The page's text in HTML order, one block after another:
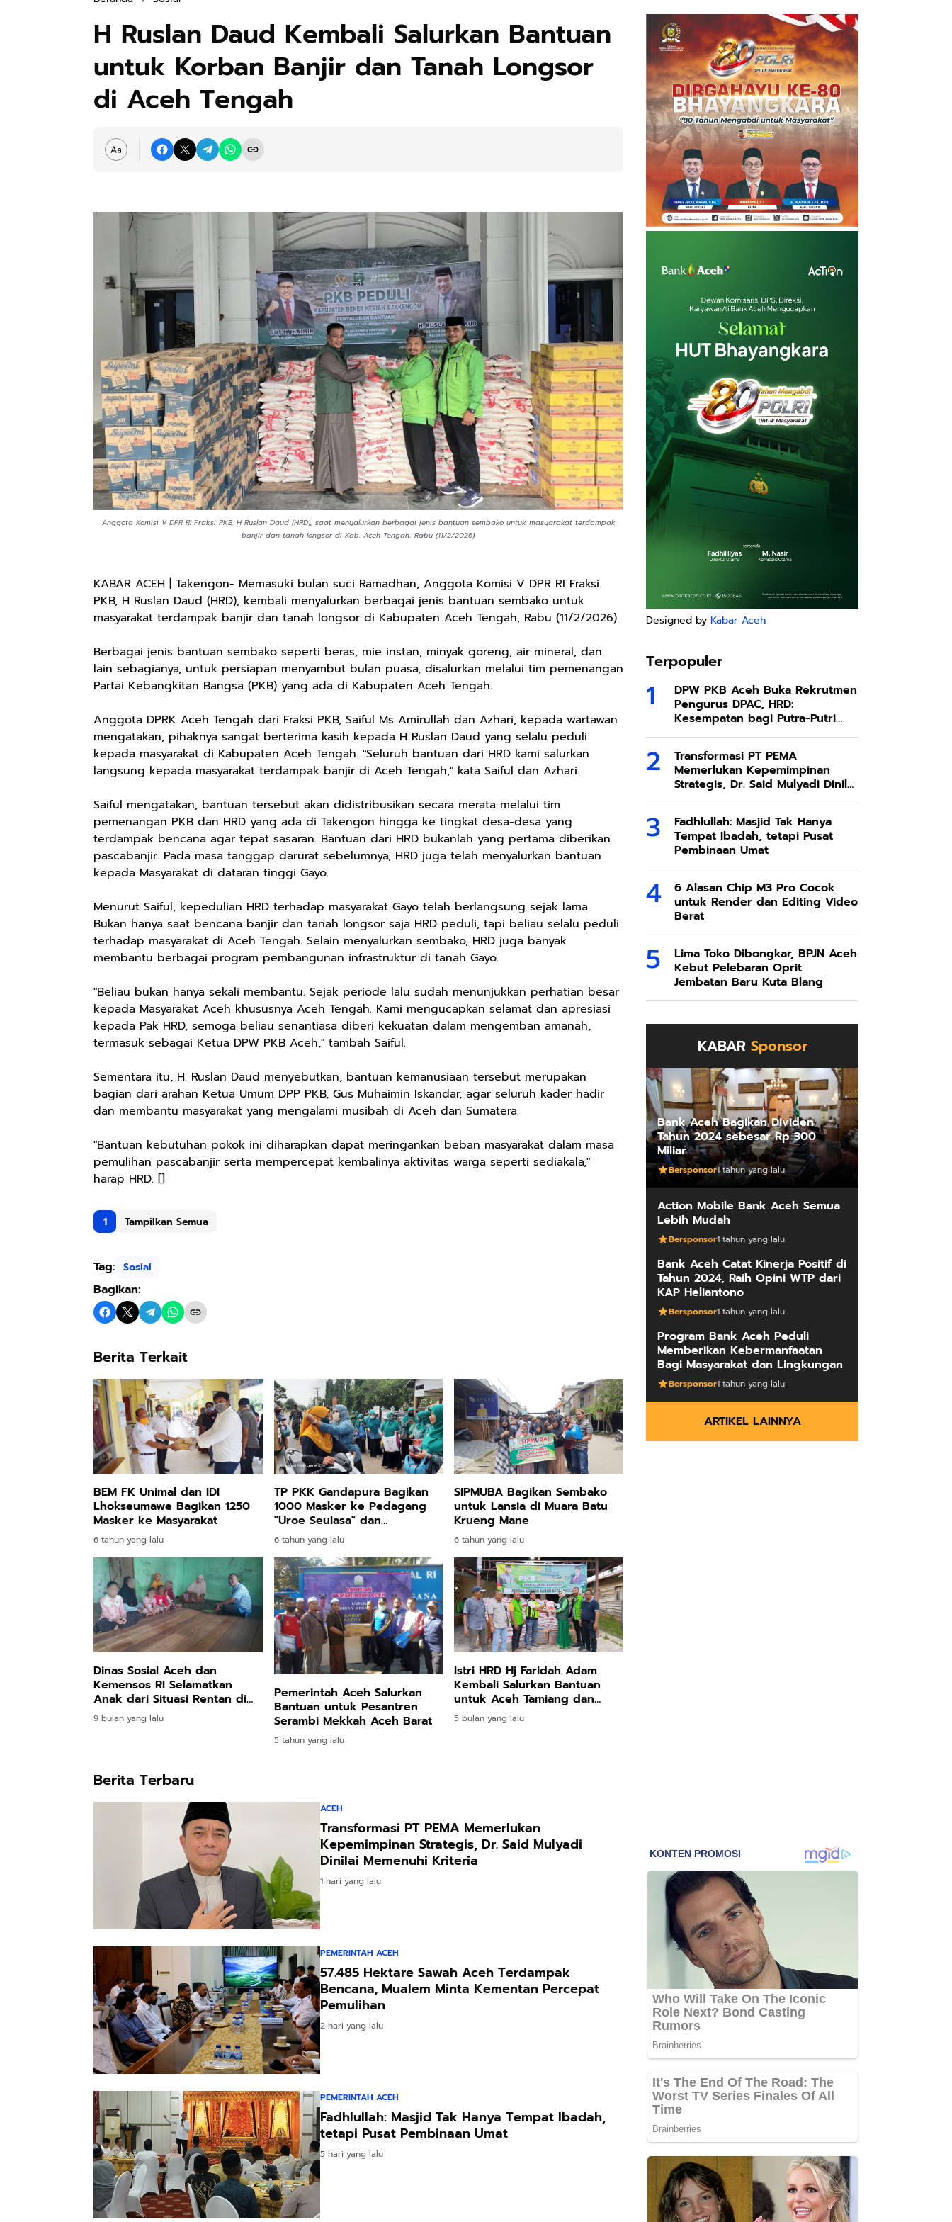
H Ruslan Daud Kembali Salurkan Bantuan
untuk Korban Banjir dan Tanah Longsor
di Aceh Tengah
Anggota Komisi V DPR RI Fraksi PKB, H Ruslan Daud (HRD), saat menyalurkan berbagai jenis bantuan sembako untuk masyarakat terdampak
banjir dan tanah longsor di Kab. Aceh Tengah, Rabu (11/2/2026).
KABAR ACEH | Takengon- Memasuki bulan suci Ramadhan, Anggota Komisi V DPR RI Fraksi
PKB, H Ruslan Daud (HRD), kembali menyalurkan berbagai jenis bantuan sembako untuk
masyarakat terdampak banjir dan tanah longsor di Kabupaten Aceh Tengah, Rabu (11/2/2026).
Berbagai jenis bantuan sembako seperti beras, mie instan, minyak goreng, air mineral, dan
lain sebagianya, untuk persiapan menyambut bulan puasa, disalurkan melalui tim pemenangan
Partai Kebangkitan Bangsa (PKB) yang ada di Kabupaten Aceh Tengah.
Anggota DPRK Aceh Tengah dari Fraksi PKB, Saiful Ms Amirullah dan Azhari, kepada wartawan
mengatakan, pihaknya sangat berterima kasih kepada H Ruslan Daud yang selalu peduli
kepada masyarakat di Kabupaten Aceh Tengah. "Seluruh bantuan dari HRD kami salurkan
langsung kepada masyarakat terdampak banjir di Aceh Tengah," kata Saiful dan Azhari.
Saiful mengatakan, bantuan tersebut akan didistribusikan secara merata melalui tim
pemenangan PKB dan HRD yang ada di Takengon hingga ke tingkat desa-desa yang
terdampak bencana agar tepat sasaran. Bantuan dari HRD bukanlah yang pertama diberikan
pascabanjir. Pada masa tanggap darurat sebelumnya, HRD juga telah menyalurkan bantuan
kepada Masyarakat di dataran tinggi Gayo.
Menurut Saiful, kepedulian HRD terhadap masyarakat Gayo telah berlangsung sejak lama.
Bukan hanya saat bencana banjir dan tanah longsor saja HRD peduli, tapi beliau selalu peduli
terhadap masyarakat di Aceh Tengah. Selain menyalurkan sembako, HRD juga banyak
membantu berbagai program pembangunan infrastruktur di tanah Gayo.
"Beliau bukan hanya sekali membantu. Sejak periode lalu sudah menunjukkan perhatian besar
kepada Masyarakat Aceh khususnya Aceh Tengah. Kami mengucapkan selamat dan apresiasi
kepada Pak HRD, semoga beliau senantiasa diberi kekuatan dalam mengemban amanah,
termasuk sebagai Ketua DPW PKB Aceh," tambah Saiful.
Sementara itu, H. Ruslan Daud menyebutkan, bantuan kemanusiaan tersebut merupakan
bagian dari arahan Ketua Umum DPP PKB, Gus Muhaimin Iskandar, agar seluruh kader hadir
dan membantu masyarakat yang mengalami musibah di Aceh dan Sumatera.
"Bantuan kebutuhan pokok ini diharapkan dapat meringankan beban masyarakat dalam masa
pemulihan pascabanjir serta mempercepat kembalinya aktivitas warga seperti sediakala,"
harap HRD. []
1 Tampilkan Semua
Tag: Sosial
Bagikan:
Berita Terkait
BEM FK Unimal dan IDI
Lhokseumawe Bagikan 1250
Masker ke Masyarakat
6 tahun yang lalu
TP PKK Gandapura Bagikan
1000 Masker ke Pedagang
"Uroe Seulasa" dan
Pengendara Bermotor
6 tahun yang lalu
SIPMUBA Bagikan Sembako
untuk Lansia di Muara Batu
Krueng Mane
6 tahun yang lalu
Dinas Sosial Aceh dan
Kemensos RI Selamatkan
Anak dari Situasi Rentan di
Aceh Utara
9 bulan yang lalu
Pemerintah Aceh Salurkan
Bantuan untuk Pesantren
Serambi Mekkah Aceh Barat
5 tahun yang lalu
Istri HRD Hj Faridah Adam
Kembali Salurkan Bantuan
untuk Aceh Tamiang dan
Langsa
5 bulan yang lalu
Berita Terbaru
ACEH
Transformasi PT PEMA Memerlukan
Kepemimpinan Strategis, Dr. Said Mulyadi
Dinilai Memenuhi Kriteria
1 hari yang lalu
PEMERINTAH ACEH
57.485 Hektare Sawah Aceh Terdampak
Bencana, Mualem Minta Kementan Percepat
Pemulihan
2 hari yang lalu
PEMERINTAH ACEH
Fadhlullah: Masjid Tak Hanya Tempat Ibadah,
tetapi Pusat Pembinaan Umat
5 hari yang lalu
Designed by Kabar Aceh
Terpopuler
DPW PKB Aceh Buka Rekrutmen
Pengurus DPAC, HRD:
Kesempatan bagi Putra-Putri
Terbaik Aceh
Transformasi PT PEMA
Memerlukan Kepemimpinan
Strategis, Dr. Said Mulyadi Dinilai
Memenuhi Kriteria
Fadhlullah: Masjid Tak Hanya
Tempat Ibadah, tetapi Pusat
Pembinaan Umat
6 Alasan Chip M3 Pro Cocok
untuk Render dan Editing Video
Berat
Lima Toko Dibongkar, BPJN Aceh
Kebut Pelebaran Oprit
Jembatan Baru Kuta Blang
KABAR Sponsor
Bank Aceh Bagikan Dividen
Tahun 2024 sebesar Rp 300
Miliar
Bersponsor1 tahun yang lalu
Action Mobile Bank Aceh Semua
Lebih Mudah
Bersponsor1 tahun yang lalu
Bank Aceh Catat Kinerja Positif di
Tahun 2024, Raih Opini WTP dari
KAP Heliantono
Bersponsor1 tahun yang lalu
Program Bank Aceh Peduli
Memberikan Kebermanfaatan
Bagi Masyarakat dan Lingkungan
Bersponsor1 tahun yang lalu
ARTIKEL LAINNYA